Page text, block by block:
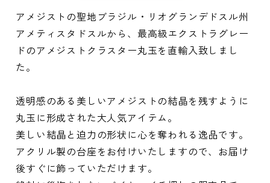
アメジストの聖地ブラジル・リオグランデドスル州
アメティスタドスルから、最高級エクストラグレー
ドのアメジストクラスター丸玉を直輸入致しまし
た。
透明感のある美しいアメジストの結晶を残すように
丸玉に形成された大人気アイテム。
美しい結晶と迫力の形状に心を奪われる逸品です。
アクリル製の台座をお付けいたしますので、お届け
後すぐに飾っていただけます。